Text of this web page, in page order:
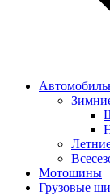
Мотошины
Грузовые